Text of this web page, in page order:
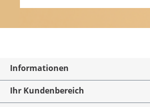
Informationen
Ihr Kundenbereich